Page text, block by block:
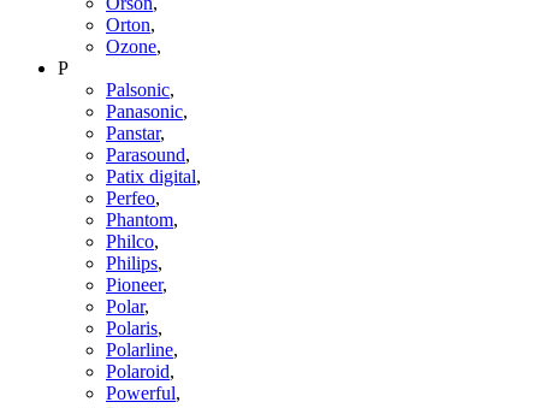
Orton,
Ozone,
P
Palsonic,
Panasonic,
Panstar,
Parasound,
Patix digital,
Perfeo,
Phantom,
Philco,
Philips,
Pioneer,
Polar,
Polaris,
Polarline,
Polaroid,
Powerful,